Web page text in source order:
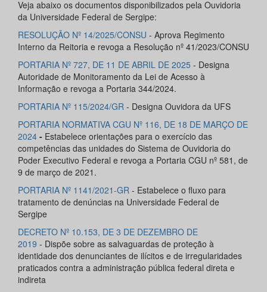
Veja abaixo os documentos disponibilizados pela Ouvidoria
da Universidade Federal de Sergipe:
RESOLUÇÃO Nº 14/2025/CONSU - Aprova Regimento
Interno da Reitoria e revoga a Resolução nº 41/2023/CONSU
PORTARIA Nº 727, DE 11 DE ABRIL DE 2025 - Designa
Autoridade de Monitoramento da Lei de Acesso à
Informação e revoga a Portaria 344/2024.
PORTARIA Nº 115/2024/GR - Designa Ouvidora da UFS
PORTARIA NORMATIVA CGU Nº 116, DE 18 DE MARÇO DE
2024 - Estabelece orientações para o exercício das
competências das unidades do Sistema de Ouvidoria do
Poder Executivo Federal e revoga a Portaria CGU nº 581, de
9 de março de 2021.
PORTARIA Nº 1141/2021-GR - Estabelece o fluxo para
tratamento de denúncias na Universidade Federal de
Sergipe
DECRETO Nº 10.153, DE 3 DE DEZEMBRO DE
2019 - Dispõe sobre as salvaguardas de proteção à
identidade dos denunciantes de ilícitos e de irregularidades
praticados contra a administração pública federal direta e
indireta